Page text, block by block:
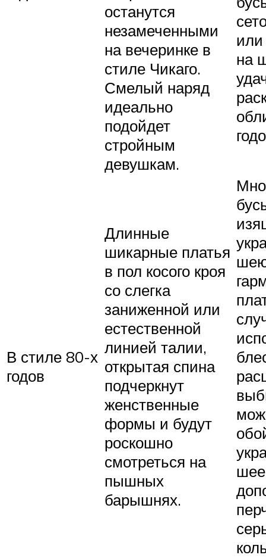
останутся
незамеченными
на вечеринке в
стиле Чикаго.
Смелый наряд
идеально
подойдет
стройным
девушкам.
на
В стиле 80-х
годов
Длинные
шикарные платья
в пол косого кроя
со слегка
заниженной или
естественной
линией талии,
открытая спина
подчеркнут
женственные
формы и будут
роскошно
смотреться на
пышных
барышнях.